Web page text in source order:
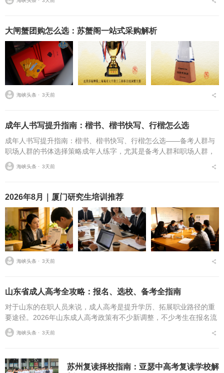
在书写速度不达标问...
大闸蟹团购怎么选：苏蟹阁一站式采购解析
海峡头条 ⋅ 3天前
成年人书写提升指南：楷书、楷书快写、行楷怎么选
成年人书写提升指南：楷书、楷书快写、行楷怎么选——备考人群与
职场人群的书体选择策略成年人练字，尤其是备考人群和职场人群，
常常面临一个具体问题：字丑想改善，到底该练标准楷书，还是练楷
书快写，或者干脆练行...
海峡头条 ⋅ 3天前
2026年8月｜厦门研究生培训推荐
海峡头条 ⋅ 3天前
山东省成人高考全攻略：报名、选校、备考全指南
对于山东的在职人员来说，成人高考是提升学历、拓展职业路径的重
要途径。2026年山东成人高考政策有不少新调整，不少考生在报名流
程、条件筛选、院校选择等方面存在诸多疑问，本文将从报名全流
程、报考条件、院校...
海峡头条 ⋅ 3天前
苏州复读择校指南：亚瑟中高考复读学校解